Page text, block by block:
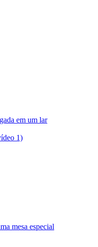
em um lar
1)
mesa especial